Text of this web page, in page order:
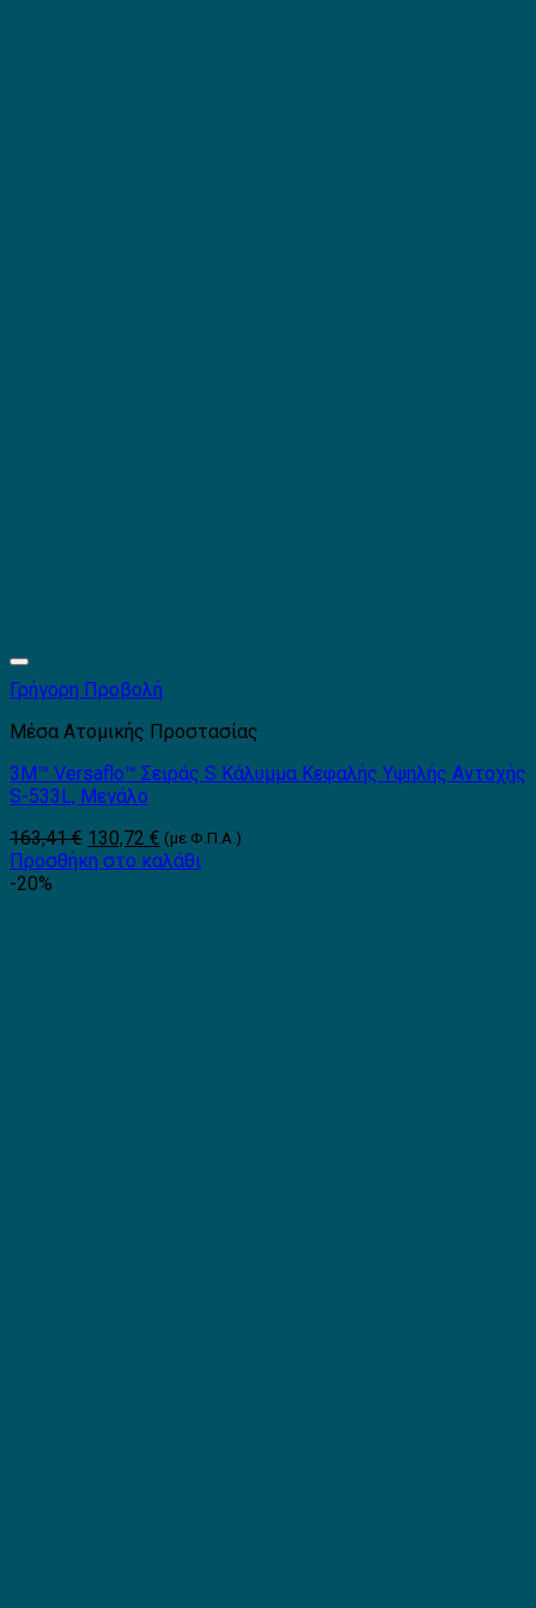
Γρήγορη Προβολή
Μέσα Ατομικής Προστασίας
3M™ Versaflo™ Σειράς S Κάλυμμα Κεφαλής Υψηλής Αντοχής
S-533L, Μεγάλο
163,41€ Original
price
130,72 € Η
τρέχουσα
(με Φ.Π.Α.)
Προσθήκη στο καλάθι
-20%